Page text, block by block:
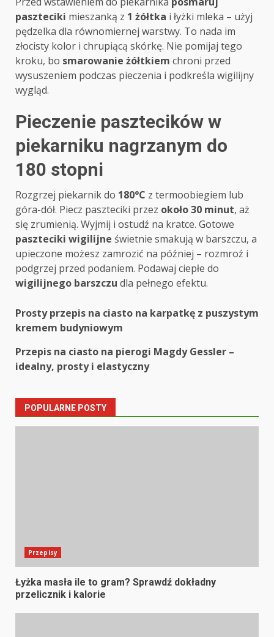
paszteciki mieszanką z 1 żółtka i łyżki mleka – użyj
pędzelka dla równomiernej warstwy. To nada im
złocisty kolor i chrupiącą skórkę. Nie pomijaj tego
kroku, bo smarowanie żółtkiem chroni przed
wysuszeniem podczas pieczenia i podkreśla wigilijny
wygląd.
Pieczenie pasztecików w
piekarniku nagrzanym do
180 stopni
Rozgrzej piekarnik do 180°C z termoobiegiem lub
góra-dół. Piecz paszteciki przez około 30 minut, aż
się zrumienią. Wyjmij i ostudź na kratce. Gotowe
paszteciki wigilijne świetnie smakują w barszczu, a
upieczone możesz zamrozić na później – rozmroź i
podgrzej przed podaniem. Podawaj ciepłe do
wigilijnego barszczu dla pełnego efektu.
Post
navigation
Prosty przepis na ciasto na karpatkę z puszystym
kremem budyniowym
Przepis na ciasto na pierogi Magdy Gessler –
idealny, prosty i elastyczny
POPULARNE POSTY
Przepisy
Łyżka masła ile to gram? Sprawdź dokładny
przelicznik i kalorie